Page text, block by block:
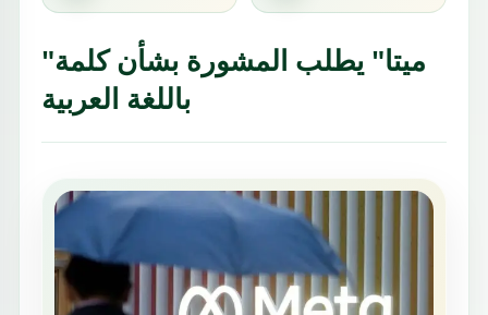
"ميتا" يطلب المشورة بشأن كلمة
باللغة العربية